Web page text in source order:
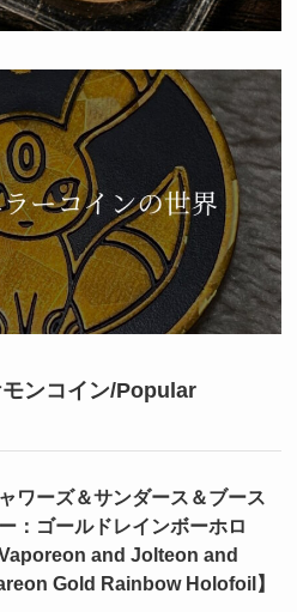
ンコイン/Popular
ワーズ＆サンダース＆ブース
：ゴールドレインボーホロ
Vaporeon and Jolteon and
Gold Rainbow Holofoil】